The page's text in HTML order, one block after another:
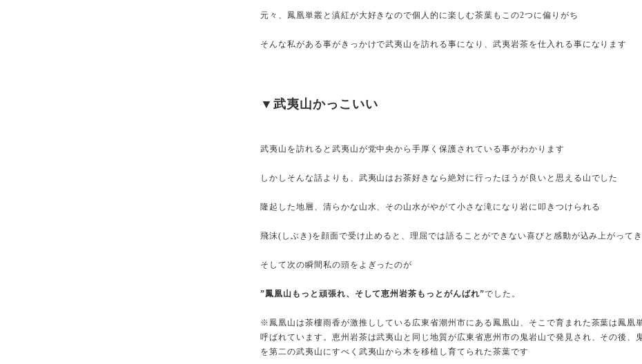
元々、鳳凰単叢と滇紅が大好きなので個人的に楽しむ茶葉もこの2つに偏りがち
そんな私がある事がきっかけで武夷山を訪れる事になり、武夷岩茶を仕入れる事になります
▼武夷山かっこいい
武夷山を訪れると武夷山が党中央から手厚く保護されている事がわかります
しかしそんな話よりも、武夷山はお茶好きなら絶対に行ったほうが良いと思える山でした
隆起した地層、清らかな山水、その山水がやがて小さな滝になり岩に叩きつけられる
飛沫(しぶき)を顔面で受け止めると、理屈では語ることができない喜びと感動が込み上がって
そして次の瞬間私の頭をよぎったのが
”鳳凰山もっと頑張れ、そして恵州岩茶もっとがんばれ”でした。
※鳳凰山は茶樓雨香が激推ししている広東省潮州市にある鳳凰山、そこで育まれた茶葉は鳳凰
呼ばれています。恵州岩茶は武夷山と同じ地質が広東省恵州市の鬼岩山で発見され、その後、
を第二の武夷山にすべく武夷山から木を移植し育てられた茶葉です